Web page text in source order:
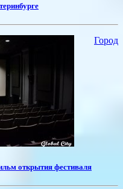
Город
открытия фестиваля